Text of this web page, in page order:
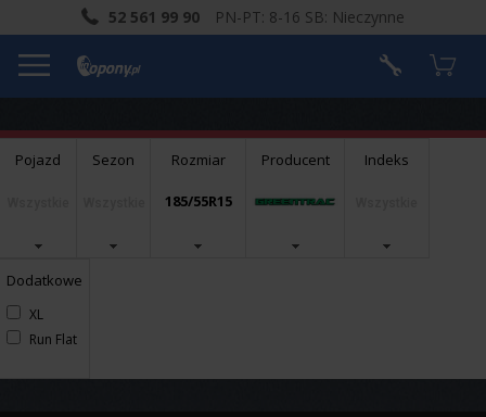
52 561 99 90 PN-PT: 8-16 SB: Nieczynne
Pojazd Sezon Rozmiar
185/55R15
Producent Indeks
Dodatkowe
XL
Run Flat